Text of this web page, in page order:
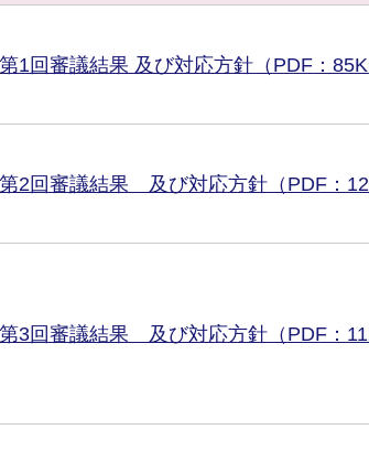
第1回審議結果 及び対応方針（PDF：
第2回審議結果 及び対応方針（PDF：
第3回審議結果 及び対応方針（PDF：